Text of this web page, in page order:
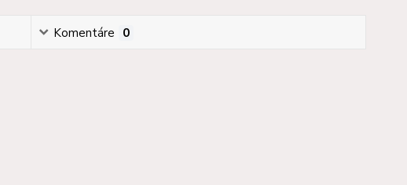
Komentáre 0